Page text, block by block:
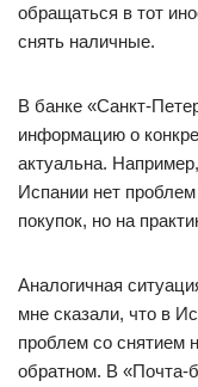
обращаться в тот
снять наличные.
В банке «Санкт-
информацию о
актуальна.
Испании нет
покупок, но на
Аналогичная
мне сказали, что в
проблем со снятием
обратном. В «Почта-